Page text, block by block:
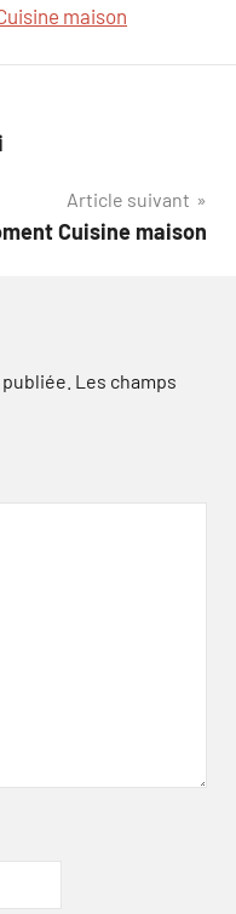
maison
Article suivant
Cuisine maison
Les champs